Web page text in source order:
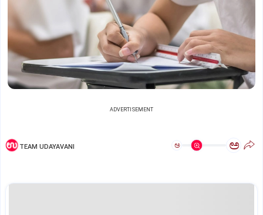
ADVERTISEMENT
TEAM UDAYAVANI ಅ ಅ